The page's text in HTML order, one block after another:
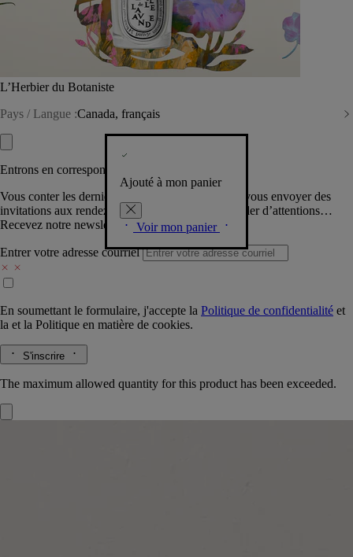
L’Herbier du Botaniste
Pays / Langue :Canada, français
Ajouté à mon panier
Voir mon panier
Entrons en correspondance​
Vous conter les dernières créations de la Maison, vous envoyer des
invitations aux rendez-vous Diptyque, vous combler d’attentions…
Recevez notre newsletter.
Entrer votre adresse courriel
En soumettant le formulaire, j'accepte la Politique de confidentialité et
la et la Politique en matière de cookies.
S'inscrire
The maximum allowed quantity for this product has been exceeded.